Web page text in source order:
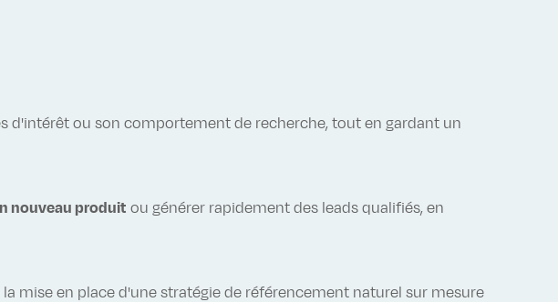
d'intérêt ou son comportement de recherche, tout en gardant un
nouveau produit ou générer rapidement des leads qualifiés, en
mise en place d'une stratégie de référencement naturel sur mesure